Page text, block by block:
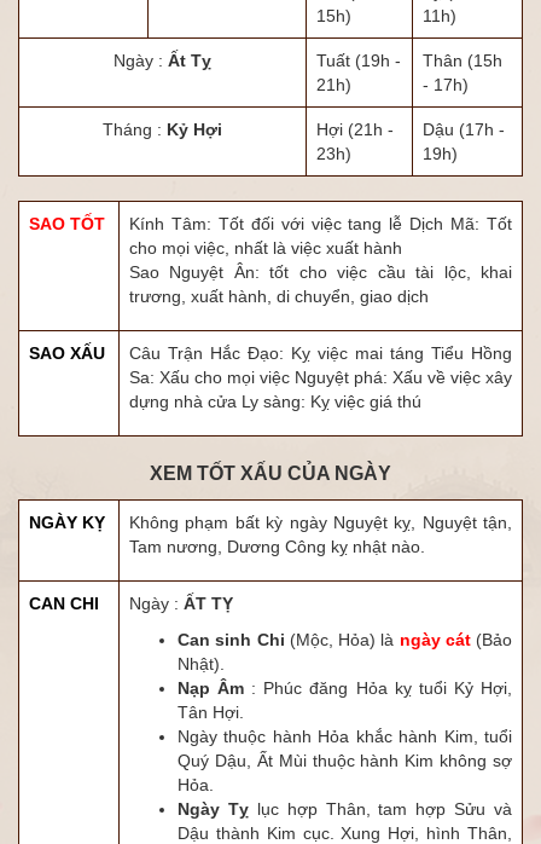
15h)
11h)
Ngày : Ất Tỵ Tuất (19h -
21h)
Thân (15h
- 17h)
Tháng : Kỷ Hợi Hợi (21h -
23h)
Dậu (17h -
19h)
SAO TỐT
Kính Tâm: Tốt đối với việc tang lễ Dịch Mã: Tốt
cho mọi việc, nhất là việc xuất hành
Sao Nguyệt Ân: tốt cho việc cầu tài lộc, khai
trương, xuất hành, di chuyển, giao dịch
SAO XẤU
Câu Trận Hắc Đạo: Kỵ việc mai táng Tiểu Hồng
Sa: Xấu cho mọi việc Nguyệt phá: Xấu về việc xây
dựng nhà cửa Ly sàng: Kỵ việc giá thú
XEM TỐT XẤU CỦA NGÀY
NGÀY KỴ
Không phạm bất kỳ ngày Nguyệt kỵ, Nguyệt tận,
Tam nương, Dương Công kỵ nhật nào.
CAN CHI Ngày : ẤT TỴ
Can sinh Chi (Mộc, Hỏa) là ngày cát(Bảo
Nhật).
Nạp Âm : Phúc đăng Hỏa kỵ tuổi Kỷ Hợi,
Tân Hợi.
Ngày thuộc hành Hỏa khắc hành Kim, tuổi
Quý Dậu, Ất Mùi thuộc hành Kim không sợ
Hỏa.
Ngày Tỵlục hợp Thân, tam hợp Sửu và
Dậu thành Kim cục. Xung Hợi, hình Thân,